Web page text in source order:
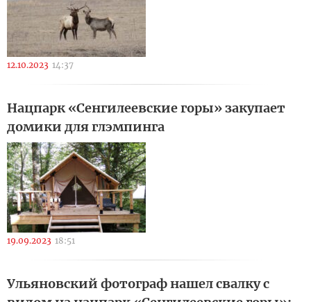
12.10.2023 14:37
Нацпарк «Сенгилеевские горы» закупает
домики для глэмпинга
19.09.2023 18:51
Ульяновский фотограф нашел свалку с